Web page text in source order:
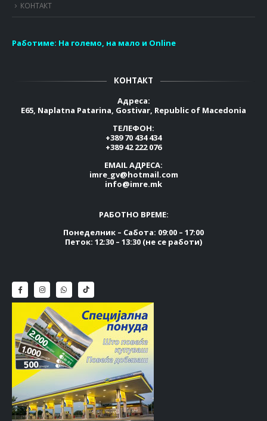
КОНТАКТ
Работиме: На големо, на мало и Online
КОНТАКТ
Адреса:
E65, Naplatna Patarina, Gostivar, Republic of Macedonia
ТЕЛЕФОН:
+389 70 434 434
+389 42 222 076
EMAIL АДРЕСА:
imre_gv@hotmail.com
info@imre.mk
РАБОТНО ВРЕМЕ:
Понеделник – Сабота: 09:00 – 17:00
Петок: 12:30 – 13:30 (не се работи)